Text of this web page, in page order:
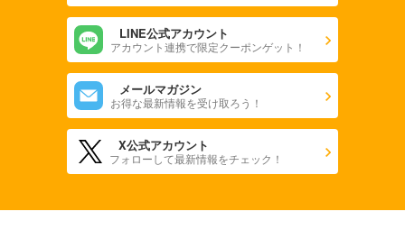
LINE公式アカウント
アカウント連携で限定クーポンゲット！
メールマガジン
お得な最新情報を受け取ろう！
X公式アカウント
フォローして最新情報をチェック！